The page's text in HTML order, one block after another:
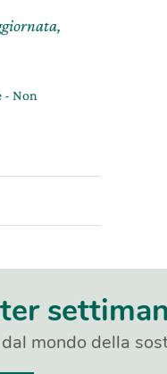
- Non
mondo della